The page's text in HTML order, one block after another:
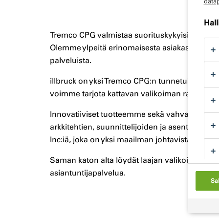
Tremco CPG valmistaa suorituskykyisiä ja
Olemme ylpeitä erinomaisesta
palveluista.
illbruck on yksi Tremco CPG:n tunnetuista
voimme tarjota kattavan valikoiman
Innovatiiviset tuotteemme sekä vahva
arkkitehtien, suunnittelijoiden ja asentajien
Inc:iä, joka on yksi maailman johtavista
Saman katon alta löydät laajan valikoiman
asiantuntijapalvelua.